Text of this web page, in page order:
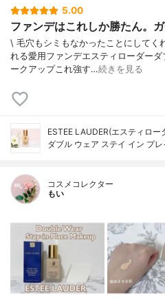
5.00
ファンデはこれしか勝たん。ガ
\ 毛穴もシミもなかったことにしてく
れる愛用ファンデ⁡エスティローダー
ークアップ⁡⁡これ強す…続きを見る
ESTEE LAUDER(エスティロー
ダブル ウェア ステイ イン プ
コスメコレクター
もい